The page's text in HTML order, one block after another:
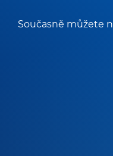
Současně můžete